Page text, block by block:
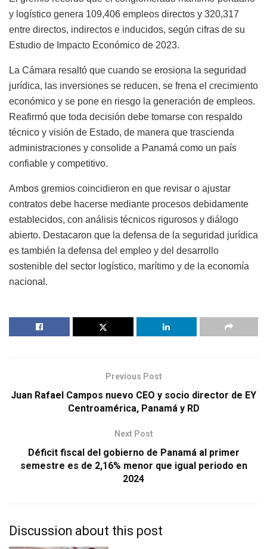
y logístico genera 109,406 empleos directos y 320,317
entre directos, indirectos e inducidos, según cifras de su
Estudio de Impacto Económico de 2023.
La Cámara resaltó que cuando se erosiona la seguridad
jurídica, las inversiones se reducen, se frena el crecimiento
económico y se pone en riesgo la generación de empleos.
Reafirmó que toda decisión debe tomarse con respaldo
técnico y visión de Estado, de manera que trascienda
administraciones y consolide a Panamá como un país
confiable y competitivo.
Ambos gremios coincidieron en que revisar o ajustar
contratos debe hacerse mediante procesos debidamente
establecidos, con análisis técnicos rigurosos y diálogo
abierto. Destacaron que la defensa de la seguridad jurídica
es también la defensa del empleo y del desarrollo
sostenible del sector logístico, marítimo y de la economía
nacional.
Previous Post
Juan Rafael Campos nuevo CEO y socio director de EY
Centroamérica, Panamá y RD
Next Post
Déficit fiscal del gobierno de Panamá al primer
semestre es de 2,16% menor que igual periodo en
2024
Discussion about this post